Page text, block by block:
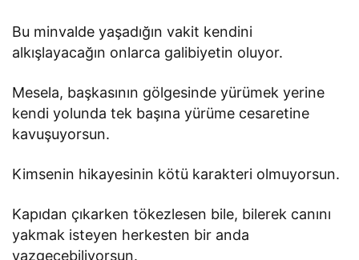
Bu minvalde yaşadığın vakit kendini
alkışlayacağın onlarca galibiyetin oluyor.
Mesela, başkasının gölgesinde yürümek yerine
kendi yolunda tek başına yürüme cesaretine
kavuşuyorsun.
Kimsenin hikayesinin kötü karakteri olmuyorsun.
Kapıdan çıkarken tökezlesen bile, bilerek canını
yakmak isteyen herkesten bir anda
vazgeçebiliyorsun.